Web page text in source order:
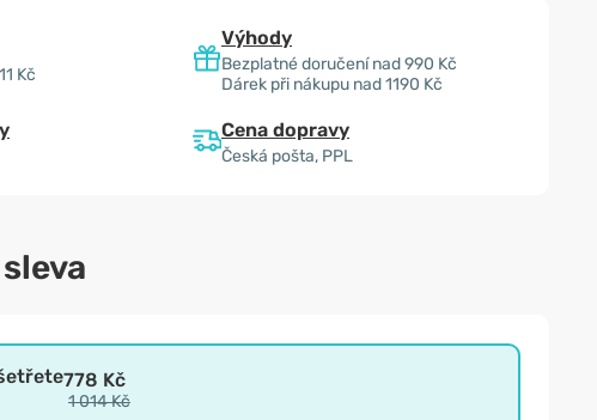
Kč
Výhody
Bezplatné doručení nad 990 Kč
Dárek při nákupu nad 1190 Kč
Cena dopravy
Česká pošta, PPL
778 Kč
1 014 Kč